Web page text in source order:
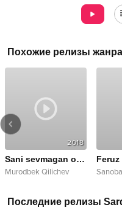
Похожие релизы жанра
2018
Sani sevmagan olsun
Murodbek Qilichev
Feruz
Последние релизы